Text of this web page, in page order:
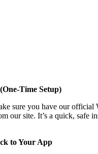
Time Setup)
sure you have our official
our site. It’s a quick, safe
to Your App